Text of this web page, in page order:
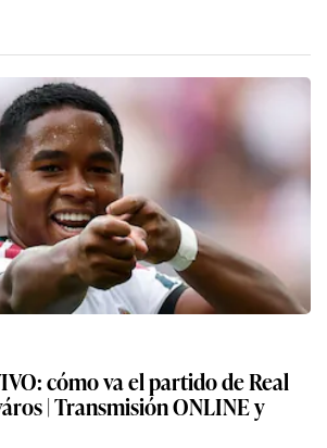
cómo va el partido de Real
| Transmisión ONLINE y